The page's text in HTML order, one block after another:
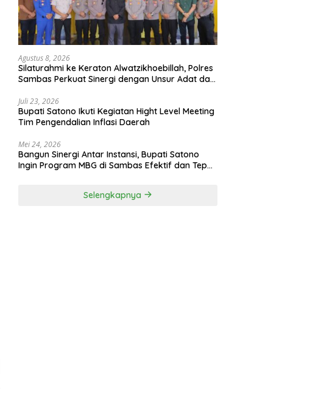
Agustus 8, 2026
Silaturahmi ke Keraton Alwatzikhoebillah, Polres
Sambas Perkuat Sinergi dengan Unsur Adat dan
Juli 23, 2026
Bupati Satono Ikuti Kegiatan Hight Level Meeting
Tim Pengendalian Inflasi Daerah
Mei 24, 2026
Bangun Sinergi Antar Instansi, Bupati Satono
Ingin Program MBG di Sambas Efektif dan Tepat
Selengkapnya